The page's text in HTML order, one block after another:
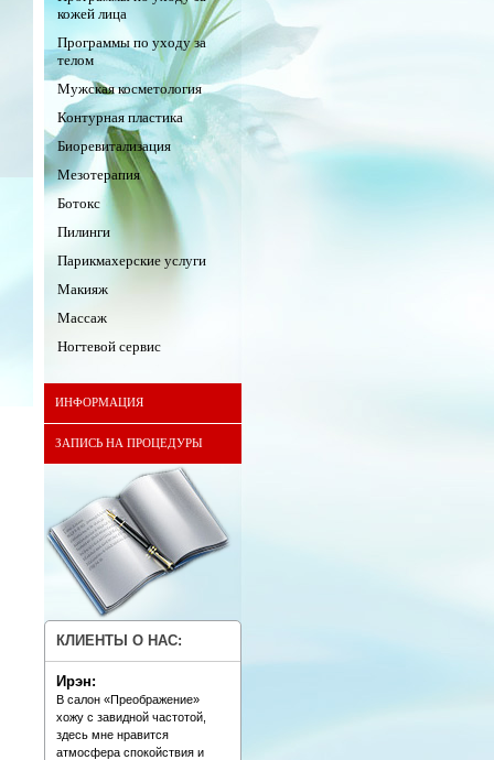
кожей лица
Программы по уходу за
телом
Мужская косметология
Контурная пластика
Биоревитализация
Мезотерапия
Ботокс
Пилинги
Парикмахерские услуги
Макияж
Массаж
Ногтевой сервис
ИНФОРМАЦИЯ
ЗАПИСЬ НА ПРОЦЕДУРЫ
КЛИЕНТЫ О НАС:
Ирэн:
В салон «Преображение»
хожу с завидной частотой,
здесь мне нравится
атмосфера спокойствия и